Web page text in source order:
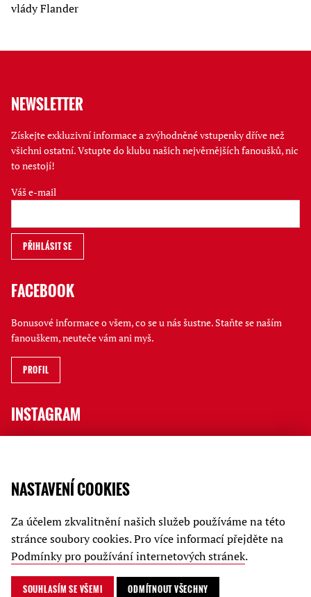
vlády Flander
NEWSLETTER
Získejte exkluzivní informace a zvýhodněné vstupenky dříve než
všichni ostatní. Vstupte do klubu našich nejvěrnějších fanoušků, nic
to nestojí!
Váš e-mail
FACEBOOK
Bonusové informace o všem, co se u nás šustne. Staňte se naším
fanouškem, neuteče vám ani myš.
PROFIL
INSTAGRAM
PROFIL
JATKA78
Kariéra
Podmínky ochrany soukromí
NASTAVENÍ COOKIES
Za účelem zkvalitnění našich služeb používáme na této
stránce soubory cookies. Pro více informací přejděte na
Podmínky pro používání internetových stránek.
SOUHLASÍM SE VŠEMI ODMÍTNOUT VŠECHNY